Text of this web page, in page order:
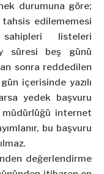
durumuna göre;
edilememesi
listeleri
süresi beş günü
sonra reddedilen
içerisinde yazılı
yedek başvuru
internet
bu başvuru
değerlendirme